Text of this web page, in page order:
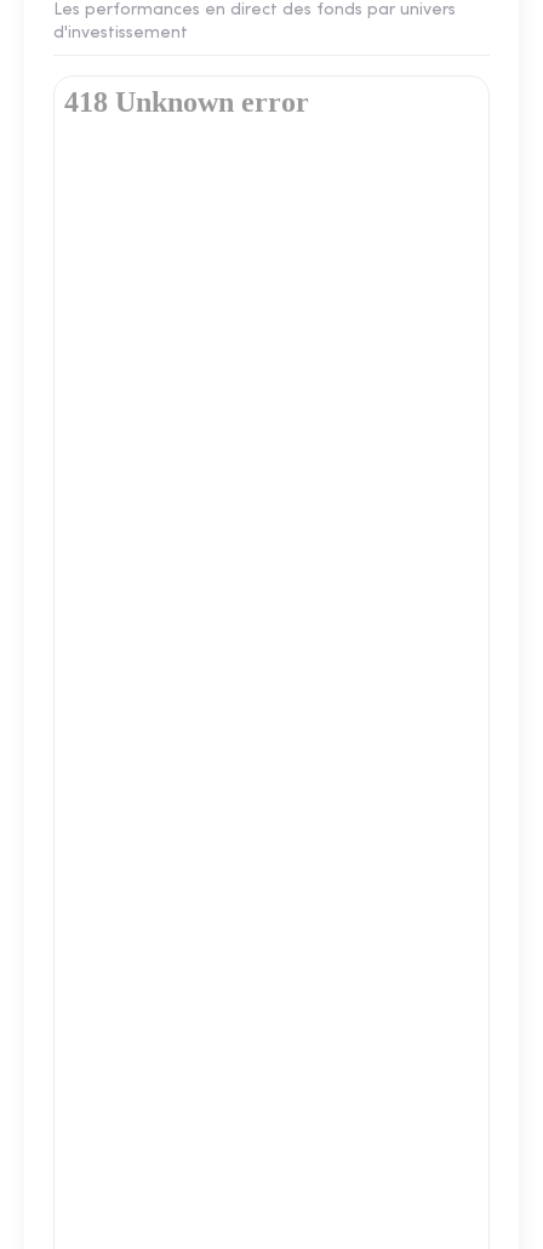
Les performances en direct des fonds par univers
d'investissement